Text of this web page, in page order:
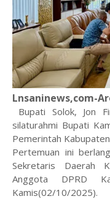
Lnsaninews,com-
Bupati Solok, Jon
silaturahmi Bupati
Pemerintah
Pertemuan ini
Sekretaris Daerah
Anggota DPRD
Kamis(02/10/2025).